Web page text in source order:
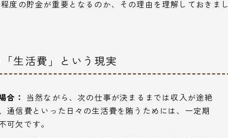
度の貯金が重要となるのか、その理由を理解しておきまし
生活費」という現実
合： 当然ながら、次の仕事が決まるまでは収入が途絶
通信費といった日々の生活費を賄うためには、一定期
可欠です。